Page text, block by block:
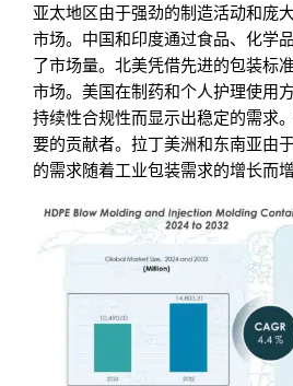
亚太地区由于强劲的制造活动和庞
市场。中国和印度通过食品、化学
了市场量。北美凭借先进的包装标
市场。美国在制药和个人护理使用
持续性合规性而显示出稳定的需求
要的贡献者。拉丁美洲和东南亚由
的需求随着工业包装需求的增长而增